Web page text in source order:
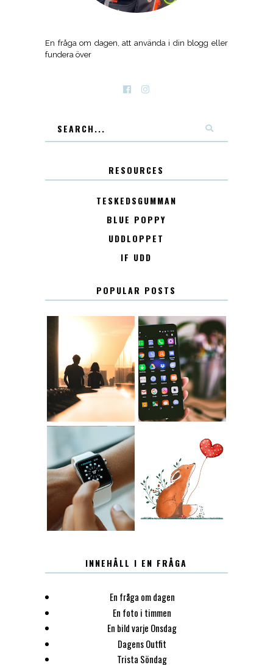
En fråga om dagen, att använda i din blogg eller
fundera över
RESOURCES
TESKEDSGUMMAN
BLUE POPPY
UDDLOPPET
IF UDD
POPULAR POSTS
KONTAKT KONTAKTLISTA
12.30 LUGN
INNEHÅLL I EN FRÅGA
En fråga om dagen
En foto i timmen
En bild varje Onsdag
Dagens Outfit
Trista Söndag